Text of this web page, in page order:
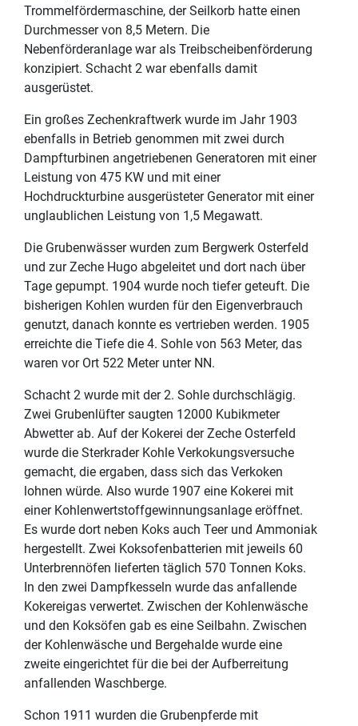
Trommelfördermaschine, der Seilkorb hatte einen
Durchmesser von 8,5 Metern. Die
Nebenförderanlage war als Treibscheibenförderung
konzipiert. Schacht 2 war ebenfalls damit
ausgerüstet.
Ein großes Zechenkraftwerk wurde im Jahr 1903
ebenfalls in Betrieb genommen mit zwei durch
Dampfturbinen angetriebenen Generatoren mit einer
Leistung von 475 KW und mit einer
Hochdruckturbine ausgerüsteter Generator mit einer
unglaublichen Leistung von 1,5 Megawatt.
Die Grubenwässer wurden zum Bergwerk Osterfeld
und zur Zeche Hugo abgeleitet und dort nach über
Tage gepumpt. 1904 wurde noch tiefer geteuft. Die
bisherigen Kohlen wurden für den Eigenverbrauch
genutzt, danach konnte es vertrieben werden. 1905
erreichte die Tiefe die 4. Sohle von 563 Meter, das
waren vor Ort 522 Meter unter NN.
Schacht 2 wurde mit der 2. Sohle durchschlägig.
Zwei Grubenlüfter saugten 12000 Kubikmeter
Abwetter ab. Auf der Kokerei der Zeche Osterfeld
wurde die Sterkrader Kohle Verkokungsversuche
gemacht, die ergaben, dass sich das Verkoken
lohnen würde. Also wurde 1907 eine Kokerei mit
einer Kohlenwertstoffgewinnungsanlage eröffnet.
Es wurde dort neben Koks auch Teer und Ammoniak
hergestellt. Zwei Koksofenbatterien mit jeweils 60
Unterbrennöfen lieferten täglich 570 Tonnen Koks.
In den zwei Dampfkesseln wurde das anfallende
Kokereigas verwertet. Zwischen der Kohlenwäsche
und den Koksöfen gab es eine Seilbahn. Zwischen
der Kohlenwäsche und Bergehalde wurde eine
zweite eingerichtet für die bei der Aufberreitung
anfallenden Waschberge.
Schon 1911 wurden die Grubenpferde mit